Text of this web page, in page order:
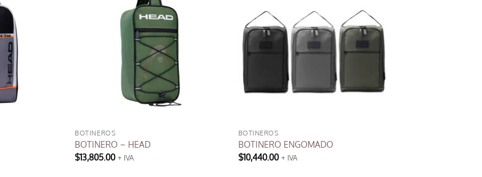
BOTINEROS
BOTINERO – HEAD
$13,805.00 + IVA
BOTINEROS
BOTINERO ENGOMADO
$10,440.00 + IVA